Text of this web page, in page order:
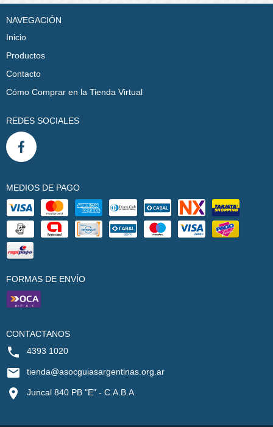
NAVEGACIÓN
Inicio
Productos
Contacto
Cómo Comprar en la Tienda Virtual
REDES SOCIALES
MEDIOS DE PAGO
FORMAS DE ENVÍO
CONTACTANOS
4393 1020
tienda@asocguiasargentinas.org.ar
Juncal 840 PB "E" - C.A.B.A.